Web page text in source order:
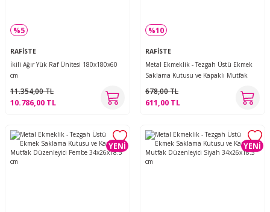
%5
RAFİSTE
İkili Ağır Yük Raf Ünitesi 180x180x60
cm
11.354,00 TL
10.786,00 TL
%10
RAFİSTE
Metal Ekmeklik - Tezgah Üstü Ekmek
Saklama Kutusu ve Kapaklı Mutfak
678,00 TL
611,00 TL
YENİ YENİ